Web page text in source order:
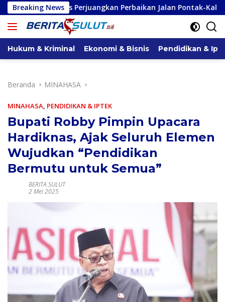
Langsung
ke
konten
Breaking NewsPerbaikan Jalan Pontak-Kalait dan Amurang-
Hukum & Kriminal Ekonomi & Bisnis Pendidikan &
Beranda MINAHASA
MINAHASA, PENDIDIKAN & IPTEK
Bupati Robby Pimpin Upacara
Hardiknas, Ajak Seluruh Elemen
Wujudkan “Pendidikan
Bermutu untuk Semua”
BERITA SULUT
2 Mei 2025